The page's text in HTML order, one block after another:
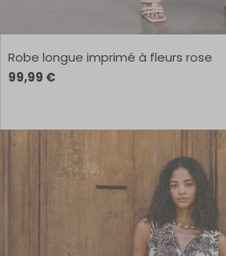
Robe longue imprimé à fleurs rose
99,99 €